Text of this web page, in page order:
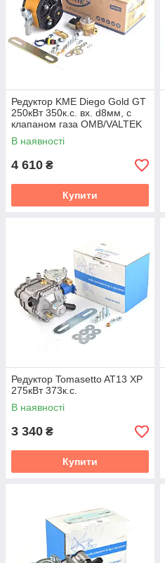
Редуктор KME Diego Gold GT
250кВт 350к.с. вх. d8мм, с
клапаном газа ОМВ/VALTEK
зовнішній
В наявності
4 610 ₴
Купити
Редуктор Tomasetto AT13 XP
275кВт 373к.с.
В наявності
3 340 ₴
Купити